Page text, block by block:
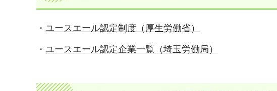
・ ユースエール認定制度（厚生労働省）
・ ユースエール認定企業一覧（埼玉労働局）